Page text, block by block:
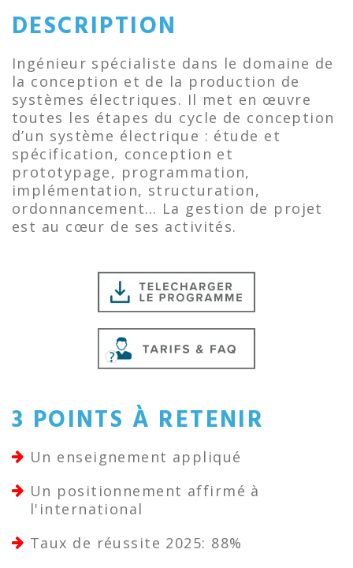
DESCRIPTION
Ingénieur spécialiste dans le domaine de
la conception et de la production de
systèmes électriques. Il met en œuvre
toutes les étapes du cycle de conception
d’un système électrique : étude et
spécification, conception et
prototypage, programmation,
implémentation, structuration,
ordonnancement… La gestion de projet
est au cœur de ses activités.
3 POINTS À RETENIR
Un enseignement appliqué
Un positionnement affirmé à
l'international
Taux de réussite 2025: 88%